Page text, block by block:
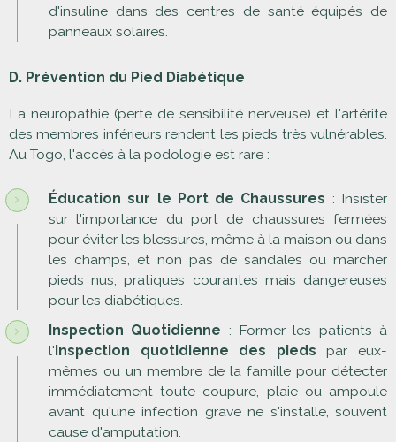
d'insuline dans des centres de santé équipés de
panneaux solaires.
D. Prévention du Pied Diabétique
La neuropathie (perte de sensibilité nerveuse) et l'artérite
des membres inférieurs rendent les pieds très vulnérables.
Au Togo, l'accès à la podologie est rare :
Éducation sur le Port de Chaussures : Insister
sur l'importance du port de chaussures fermées
pour éviter les blessures, même à la maison ou dans
les champs, et non pas de sandales ou marcher
pieds nus, pratiques courantes mais dangereuses
pour les diabétiques.
Inspection Quotidienne : Former les patients à
l'inspection quotidienne des pieds par eux-
mêmes ou un membre de la famille pour détecter
immédiatement toute coupure, plaie ou ampoule
avant qu'une infection grave ne s'installe, souvent
cause d'amputation.